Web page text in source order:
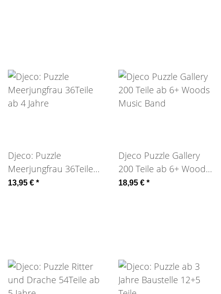
Djeco: Puzzle
Meerjungfrau 36Teile
ab 4 Jahre
13,95 € *
Djeco Puzzle Gallery
200 Teile ab 6+ Woods
Music Band
18,95 € *